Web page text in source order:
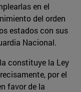
en el
del orden
estados con sus
Nacional.
constituye la Ley
por el
favor de la